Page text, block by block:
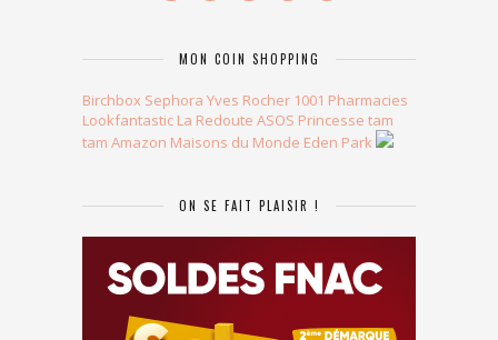
MON COIN SHOPPING
Birchbox Sephora Yves Rocher 1001 Pharmacies
Lookfantastic La Redoute ASOS Princesse tam
tam Amazon Maisons du Monde Eden Park
ON SE FAIT PLAISIR !